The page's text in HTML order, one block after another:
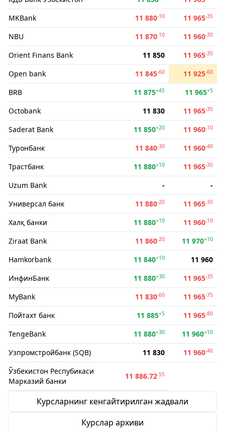
MKBank 11 880-10 11 965-35
NBU 11 870-10 11 960-30
Orient Finans Bank 11 850 11 965-35
Open bank 11 845-60 11 925-60
BRB 11 875+45 11 965+5
Octobank 11 830 11 965-35
Saderat Bank 11 850+20 11 960-10
Туронбанк 11 840-30 11 960-40
Трастбанк 11 880+10 11 965-35
Uzum Bank -
-
Универсал банк
11 880-20 11 965-35
Халқ банки 11 880+10 11 960-10
Ziraat Bank 11 860-20 11 970+10
Hamkorbank 11 840+10
11 960
ИнфинБанк
11 880+30 11 965-35
MyBank 11 830-60 11 965-75
Пойтахт банк 11 885+5 11 965-80
TengeBank 11 880+30 11 960+10
Узпромстройбанк (SQB) 11 830 11 960-40
Ўзбекистон Респубикаси
Марказий банки
11 886.72-55
Курсларнинг кенгайтирилган жадвали
Курслар архиви